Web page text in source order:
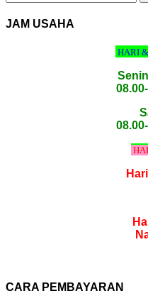
untuk:
JAM USAHA
HARI
CARA PEMBAYARAN